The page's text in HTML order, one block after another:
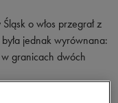
o włos przegrał z
jednak wyrównana:
granicach dwóch